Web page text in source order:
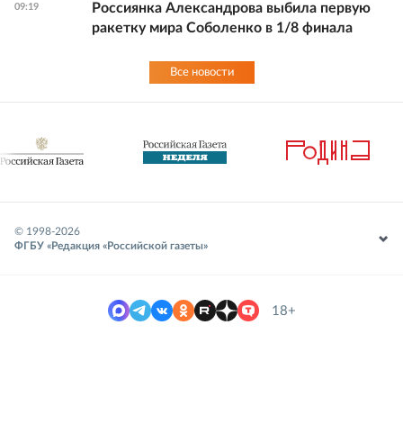
09:19
Россиянка Александрова выбила первую
ракетку мира Соболенко в 1/8 финала
Все новости
© 1998-2026
ФГБУ «Редакция «Российской газеты»
18+